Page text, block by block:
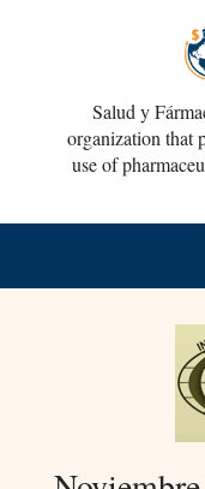
Salud y
organization that
use of